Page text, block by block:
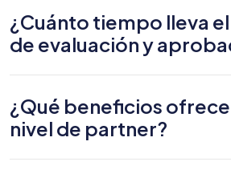
¿Cuánto tiempo lleva
de evaluación y
¿Qué beneficios
nivel de partner?